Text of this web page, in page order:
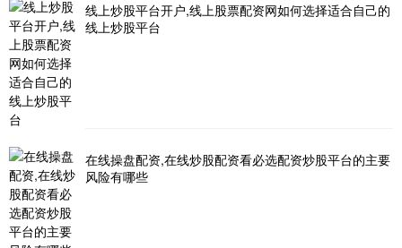
线上炒股平台开户,线上股票配资网如何选择适合自己的
线上炒股平台
在线操盘配资,在线炒股配资看必选配资炒股平台的主要
风险有哪些